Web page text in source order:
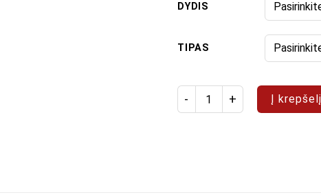
DYDIS
TIPAS
produkto kiekis: Paveikslas
Į krepšelį